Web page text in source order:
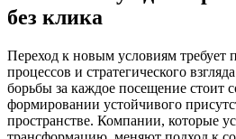
без клика
Переход к новым условиям требует
процессов и стратегического
борьбы за каждое посещение стоит
формировании устойчивого
пространстве. Компании, которые